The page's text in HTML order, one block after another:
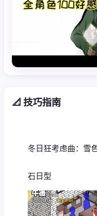
📐 技巧指南
冬日狂考虑曲：雪
石日型